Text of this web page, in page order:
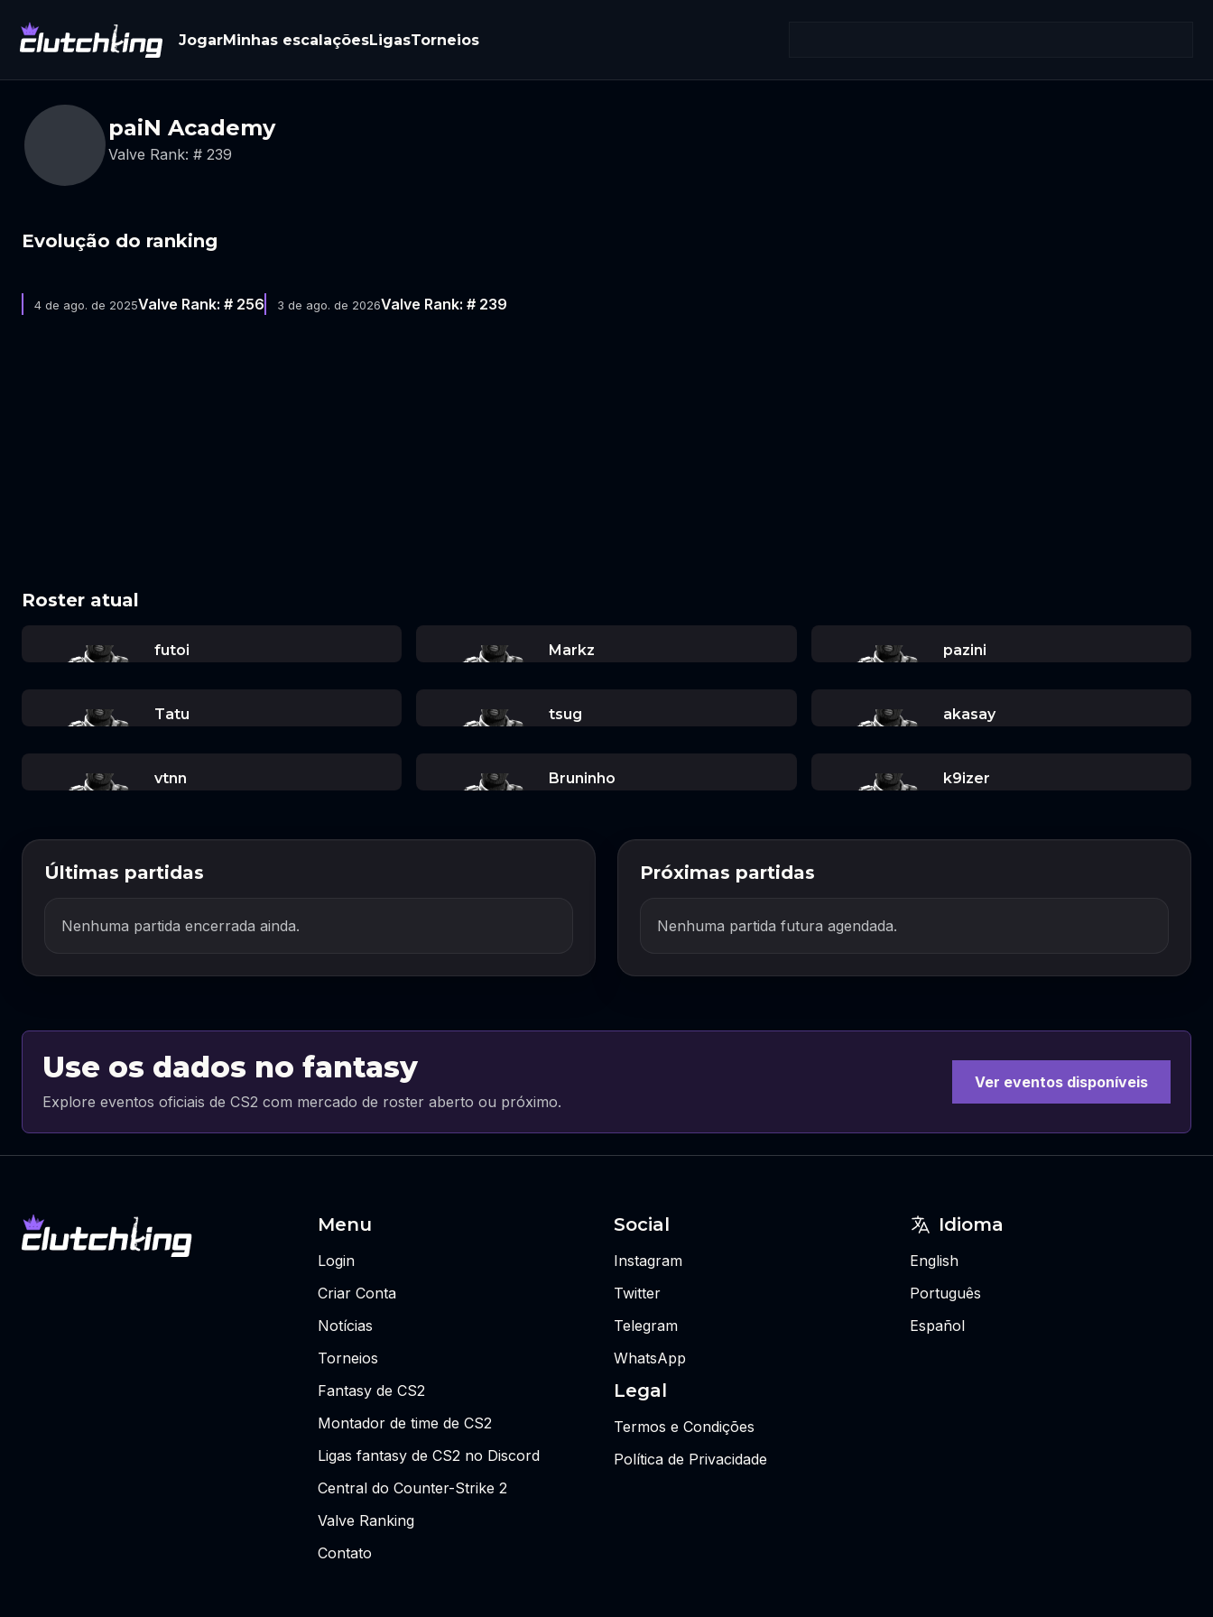
JogarMinhas escalaçõesLigasTorneios
paiN Academy
Valve Rank: # 239
Evolução do ranking
4 de ago. de 2025Valve Rank: # 256 3 de ago. de 2026Valve Rank: # 239
Roster atual
futoi Markz pazini
Tatu tsug akasay
vtnn Bruninho k9izer
Últimas partidas
Nenhuma partida encerrada ainda.
Próximas partidas
Nenhuma partida futura agendada.
Use os dados no fantasy
Explore eventos oficiais de CS2 com mercado de roster aberto ou próximo.
Ver eventos disponíveis
Menu
Login
Criar Conta
Notícias
Torneios
Fantasy de CS2
Montador de time de CS2
Ligas fantasy de CS2 no Discord
Central do Counter-Strike 2
Valve Ranking
Contato
Social
Instagram
Twitter
Telegram
WhatsApp
Legal
Termos e Condições
Política de Privacidade
Idioma
English
Português
Español